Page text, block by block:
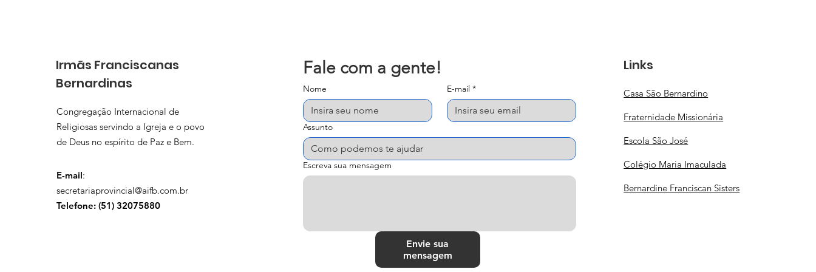
Irmãs Franciscanas
Bernardinas
Congregação Internacional de
Religiosas servindo a Igreja e o povo
de Deus no espírito de Paz e Bem.
E-mail:
secretariaprovincial@aifb.com.br
Telefone: (51) 32075880
Nome E-mail *
Assunto
Escreva sua mensagem
Envie sua
mensagem
Links
Casa São Bernardino
Fraternidade Missionária
Escola São José
Colégio Maria Imaculada
Bernardine Franciscan Sisters